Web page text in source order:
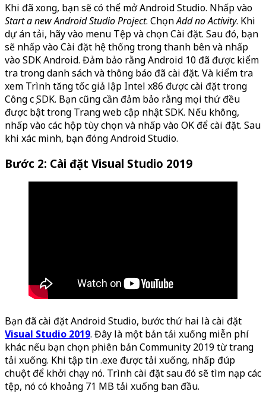
Khi đã xong, bạn sẽ có thể mở Android Studio. Nhấp vào
Start a new Android Studio Project. ChọnAdd no Activity. Khi
dự án tải, hãy vào menu Tệp và chọn Cài đặt. Sau đó, bạn
sẽ nhấp vào Cài đặt hệ thống trong thanh bên và nhấp
vào SDK Android. Đảm bảo rằng Android 10 đã được kiểm
tra trong danh sách và thông báo đã cài đặt. Và kiểm tra
xem Trình tăng tốc giả lập Intel x86 được cài đặt trong
Công cụ SDK. Bạn cũng cần đảm bảo rằng mọi thứ đều
được bật trong Trang web cập nhật SDK. Nếu không,
nhấp vào các hộp tùy chọn và nhấp vào OK để cài đặt. Sau
khi xác minh, bạn đóng Android Studio.
Bước 2: Cài đặt Visual Studio 2019
Bạn đã cài đặt Android Studio, bước thứ hai là cài đặt
Visual Studio 2019. Đây là một bản tải xuống miễn phí
khác nếu bạn chọn phiên bản Community 2019 từ trang
tải xuống. Khi tập tin .exe được tải xuống, nhấp đúp
chuột để khởi chạy nó. Trình cài đặt sau đó sẽ tìm nạp các
tệp, nó có khoảng 71 MB tải xuống ban đầu.